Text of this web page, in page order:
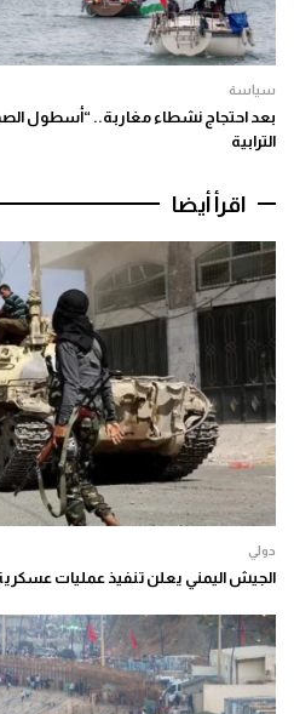
سياسة
بعد احتجاج نشطاء مغاربة.. “أسطول
الترابية
اقرأ أيضا
دولي
الجيش اليمني يعلن تنفيذ عمليات